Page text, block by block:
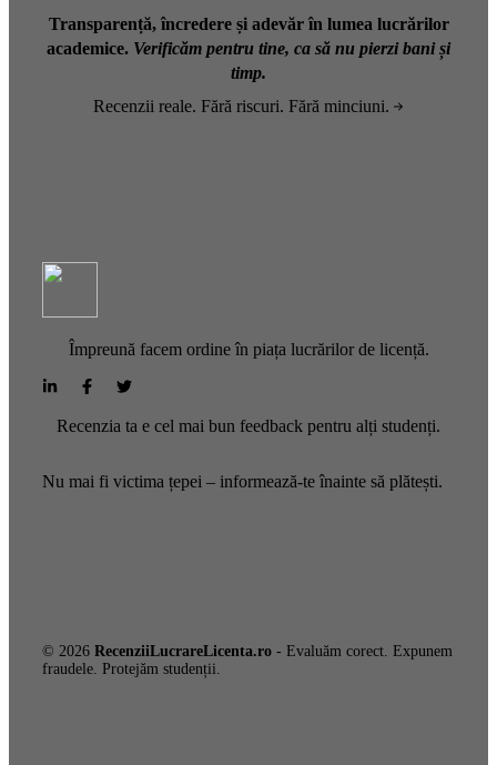
Transparență, încredere și adevăr în lumea lucrărilor
academice. Verificăm pentru tine, ca să nu pierzi bani și
timp.
Recenzii reale. Fără riscuri. Fără minciuni.
Împreună facem ordine în piața lucrărilor de licență.
Recenzia ta e cel mai bun feedback pentru alți studenți.
Nu mai fi victima țepei – informează-te înainte să plătești.
© 2026 RecenziiLucrareLicenta.ro - Evaluăm corect. Expunem
fraudele. Protejăm studenții.